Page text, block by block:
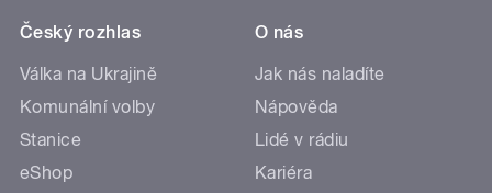
Český rozhlas
Válka na Ukrajině
Komunální volby
Stanice
eShop
O nás
Jak nás naladíte
Nápověda
Lidé v rádiu
Kariéra